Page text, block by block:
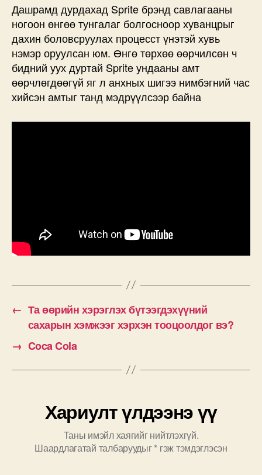
Дашрамд дурдахад Sprite брэнд савлагааны
ногоон өнгөө тунгалаг болгосноор хуванцрыг
дахин боловсруулах процесст үнэтэй хувь
нэмэр оруулсан юм. Өнгө төрхөө өөрчилсөн ч
бидний уух дуртай Sprite ундааны амт
өөрчлөгдөөгүй яг л анхных шигээ нимбэгний час
хийсэн амтыг танд мэдрүүлсээр байна
← Та өөрийн хэрэглэх бүтээгдэхүүний
сахарын хэмжээг хэрхэн тооцоолдог вэ?
→ Coca Cola
Хариулт үлдээнэ үү
Таны имэйл хаягийг нийтлэхгүй.
Шаардлагатай талбаруудыг* гэж тэмдэглэсэн